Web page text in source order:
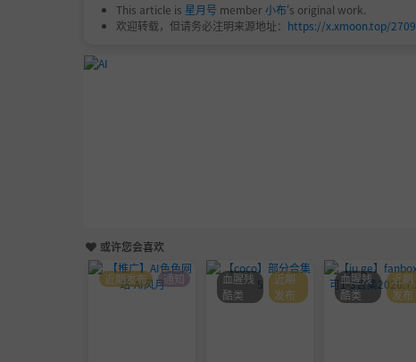
This article is 星月号 member小布's original work.
欢迎转载，但请务必注明来源地址： https://x.xmoon.top/
或许您会喜欢
近期发布 通知
血腥残
酷类
近期
发布
血腥残
酷类
近期
发布